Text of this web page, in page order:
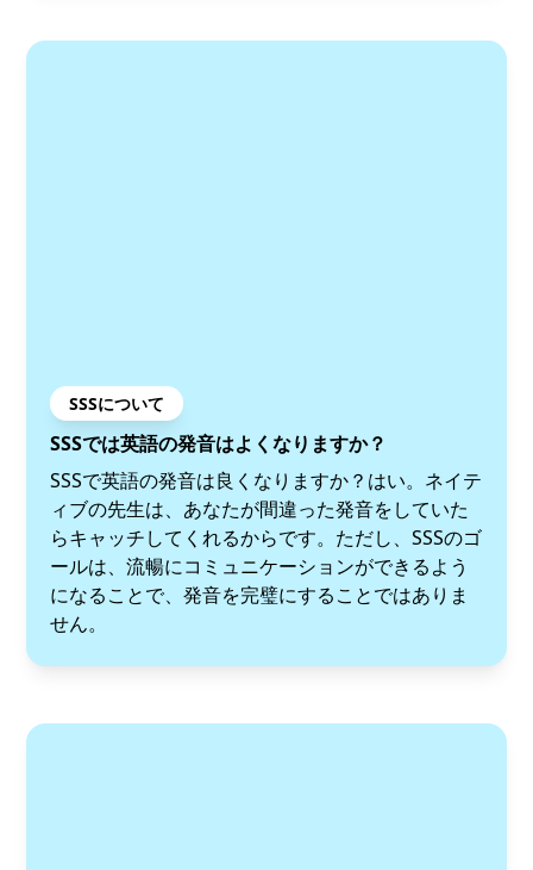
SSSについて
SSSでは英語の発音はよくなりますか？
SSSで英語の発音は良くなりますか？はい。ネイテ
ィブの先生は、あなたが間違った発音をしていた
らキャッチしてくれるからです。ただし、SSSのゴ
ールは、流暢にコミュニケーションができるよう
になることで、発音を完璧にすることではありま
せん。